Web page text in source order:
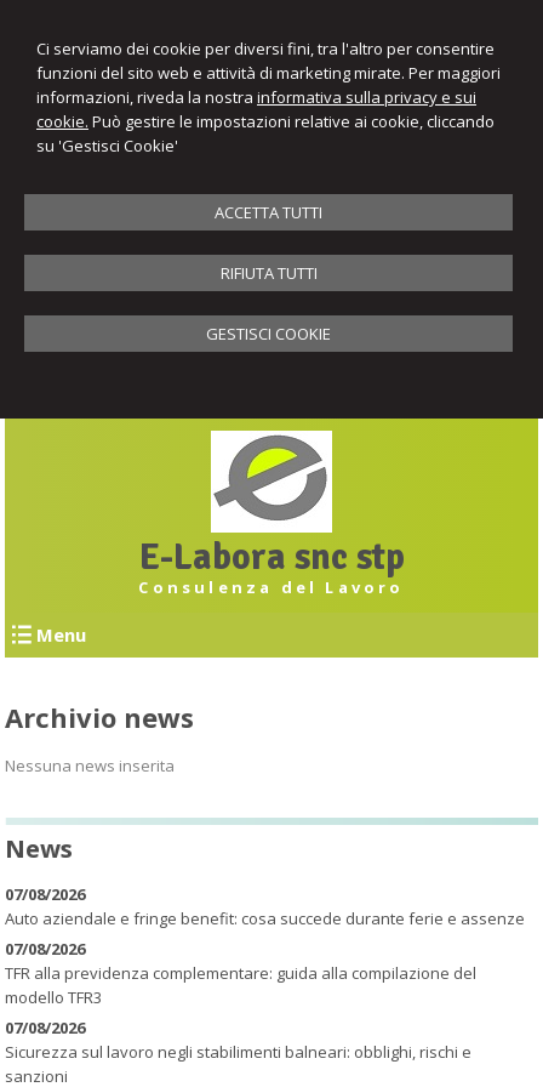
Ci serviamo dei cookie per diversi fini, tra l'altro per consentire
funzioni del sito web e attività di marketing mirate. Per maggiori
informazioni, riveda la nostra informativa sulla privacy e sui
cookie. Può gestire le impostazioni relative ai cookie, cliccando
su 'Gestisci Cookie'
ACCETTA TUTTI
RIFIUTA TUTTI
GESTISCI COOKIE
E-Labora snc stp
Consulenza del Lavoro
Menu
Archivio news
Nessuna news inserita
News
07/08/2026
Auto aziendale e fringe benefit: cosa succede durante ferie e assenze
07/08/2026
TFR alla previdenza complementare: guida alla compilazione del
modello TFR3
07/08/2026
Sicurezza sul lavoro negli stabilimenti balneari: obblighi, rischi e
sanzioni